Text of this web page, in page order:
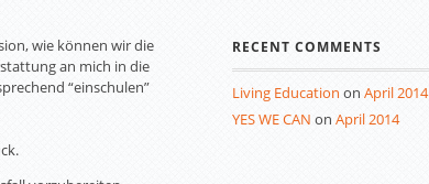
wie können wir die
an mich in die
“einschulen”
RECENT COMMENTS
Living Education on April 2014
YES WE CAN on April 2014